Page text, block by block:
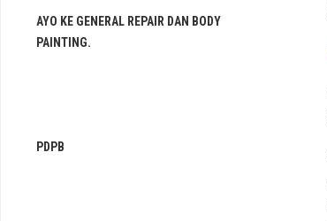
AYO KE GENERAL REPAIR DAN BODY
PAINTING.
PDPB